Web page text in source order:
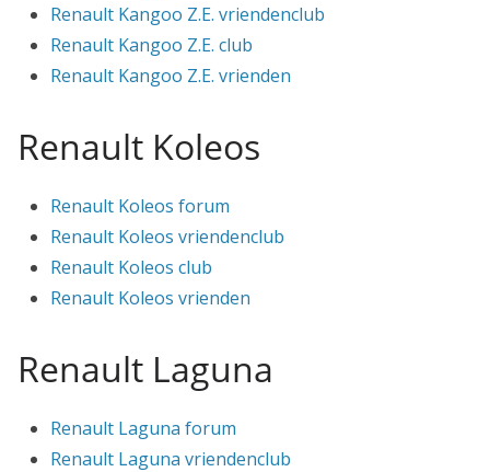
Renault Kangoo Z.E. vriendenclub
Renault Kangoo Z.E. club
Renault Kangoo Z.E. vrienden
Renault Koleos
Renault Koleos forum
Renault Koleos vriendenclub
Renault Koleos club
Renault Koleos vrienden
Renault Laguna
Renault Laguna forum
Renault Laguna vriendenclub